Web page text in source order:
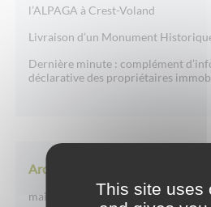
l’ALPAGA à Crest-Voland
Livraison d’un Monument
Dernière minute : complément
déclarative des propriétaires
Archives des articles
mai 2025
This site uses